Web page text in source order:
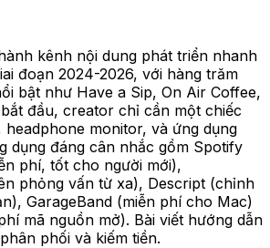
kênh nội dung phát triển nhanh
đoạn 2024-2026, với hàng trăm
bật như Have a Sip, On Air Coffee,
đầu, creator chỉ cần một chiếc
monitor, và ứng dụng
dụng đáng cân nhắc gồm Spotify
phí, tốt cho người mới),
phỏng vấn từ xa), Descript (chỉnh
GarageBand (miễn phí cho Mac)
mã nguồn mở). Bài viết hướng dẫn
phối và kiếm tiền.